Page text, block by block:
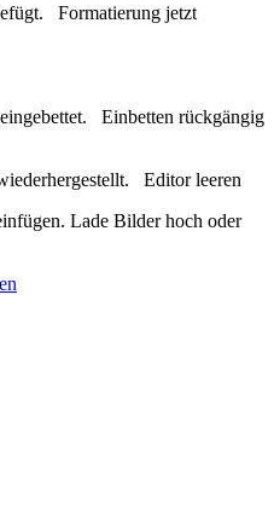
Formatierung jetzt
Einbetten rückgängig
Editor leeren
Lade Bilder hoch oder